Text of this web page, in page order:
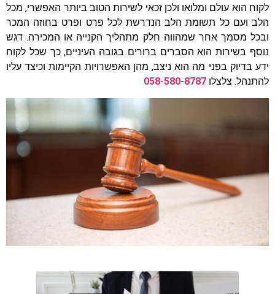
לקוח הוא עולם ומלואו ולכן זכאי לשירות הטוב ביותר האפשרי, מכל
הלב ועם כל תשומת הלב הנדרשת לכל פרט ופרט בחוזה המכר
ובכל מסמך אחר שמהווה חלק מתהליך הקנייה או המכירה. דגש
נוסף בשירות הוא הסברים ברורים בגובה העיניים, כך שכל לקוח
ידע בדיוק בפני מה הוא ניצב, מהן האפשרויות הקיימות וכיצד עליו
להתנהל. צלצלו 058-580-8787